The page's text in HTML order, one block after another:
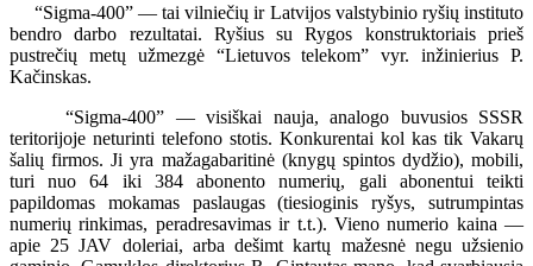
“Sigma-400” — tai vilniečių ir Latvijos valstybinio ryšių instituto
bendro darbo rezultatai. Ryšius su Rygos konstruktoriais prieš
pustrečių metų užmezgė “Lietuvos telekom” vyr. inžinierius P.
Kačinskas.
“Sigma-400” — visiškai nauja, analogo buvusios SSSR
teritorijoje neturinti telefono stotis. Konkurentai kol kas tik Vakarų
šalių firmos. Ji yra mažagabaritinė (knygų spintos dydžio), mobili,
turi nuo 64 iki 384 abonento numerių, gali abonentui teikti
papildomas mokamas paslaugas (tiesioginis ryšys, sutrumpintas
numerių rinkimas, peradresavimas ir t.t.). Vieno numerio kaina —
apie 25 JAV doleriai, arba dešimt kartų mažesnė negu užsienio